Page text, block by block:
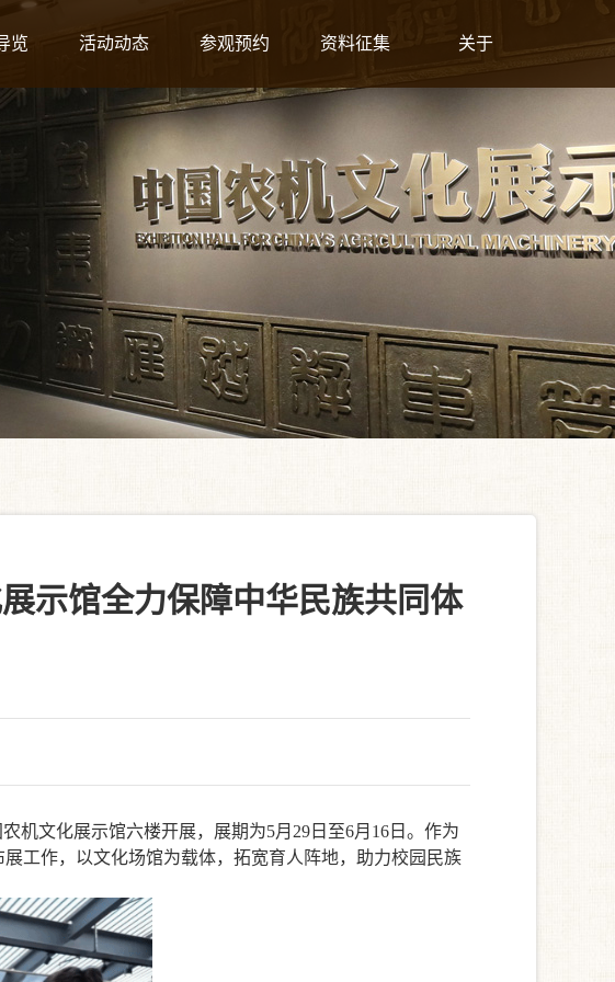
览 活动动态 参观预约 资料征集 关于
示馆全力保障中华民族共同体
机文化展示馆六楼开展，展期为5月29日至6月16日。作为
工作，以文化场馆为载体，拓宽育人阵地，助力校园民族